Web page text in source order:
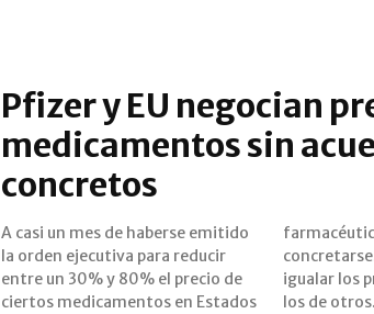
Pfizer y EU negocian
medicamentos sin
concretos
A casi un mes de haberse emitido
la orden ejecutiva para reducir
entre un 30% y 80% el precio de
ciertos medicamentos en Estados
farmacéuticas sigue sin
concretarse. La medida busca
igualar los precios nacionales con
los de